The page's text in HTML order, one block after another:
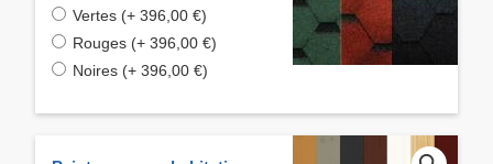
Vertes (+ 396,00 €)
Rouges (+ 396,00 €)
Noires (+ 396,00 €)